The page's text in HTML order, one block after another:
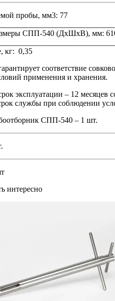
пробы, мм3: 77
СПП-540 (ДхШхВ), мм:
кг: 0,35
соответствие
применения и хранения.
эксплуатации – 12 месяцев
службы при соблюдении
СПП-540 – 1 шт.
интересно